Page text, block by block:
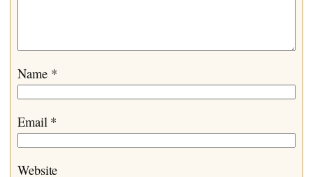
Name *
Email *
Website